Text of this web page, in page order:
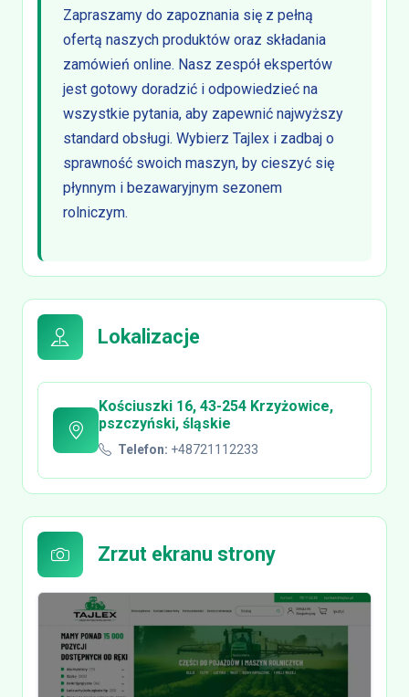
Zapraszamy do zapoznania się z pełną
ofertą naszych produktów oraz składania
zamówień online. Nasz zespół ekspertów
jest gotowy doradzić i odpowiedzieć na
wszystkie pytania, aby zapewnić najwyższy
standard obsługi. Wybierz Tajlex i zadbaj o
sprawność swoich maszyn, by cieszyć się
płynnym i bezawaryjnym sezonem
rolniczym.
Lokalizacje
Kościuszki 16, 43-254 Krzyżowice,
pszczyński, śląskie
Telefon: +48721112233
Zrzut ekranu strony